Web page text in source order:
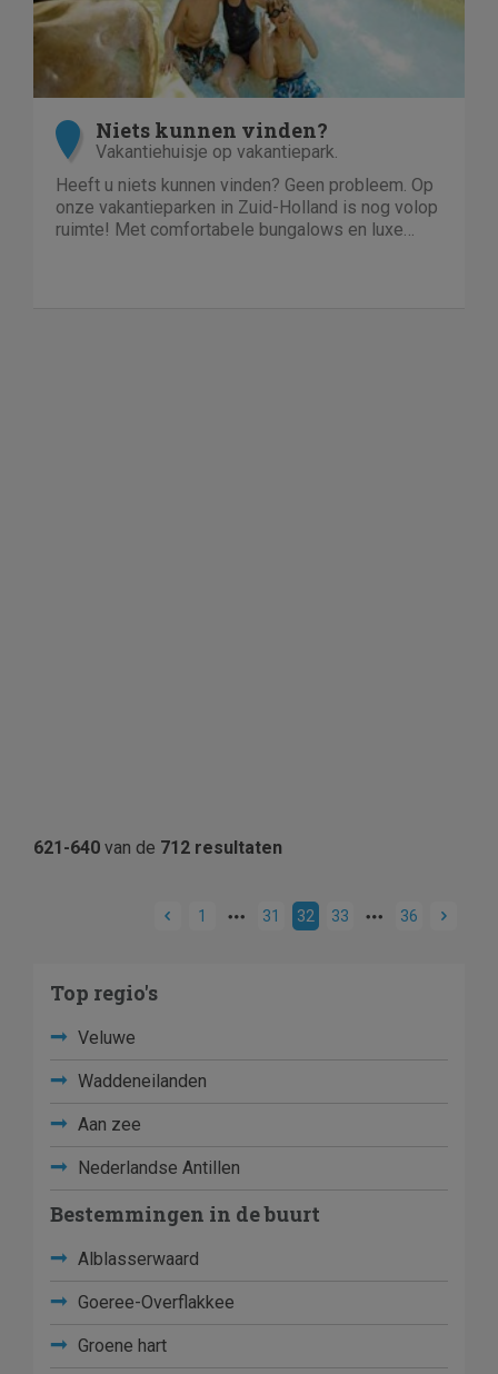
Niets kunnen vinden?
Vakantiehuisje op vakantiepark.
Heeft u niets kunnen vinden? Geen probleem. Op
onze vakantieparken in Zuid-Holland is nog volop
ruimte! Met comfortabele bungalows en luxe
621-640 van de 712 resultaten
1 31 32 33 36
Top regio's
Veluwe
Waddeneilanden
Aan zee
Nederlandse Antillen
Bestemmingen in de buurt
Alblasserwaard
Goeree-Overflakkee
Groene hart